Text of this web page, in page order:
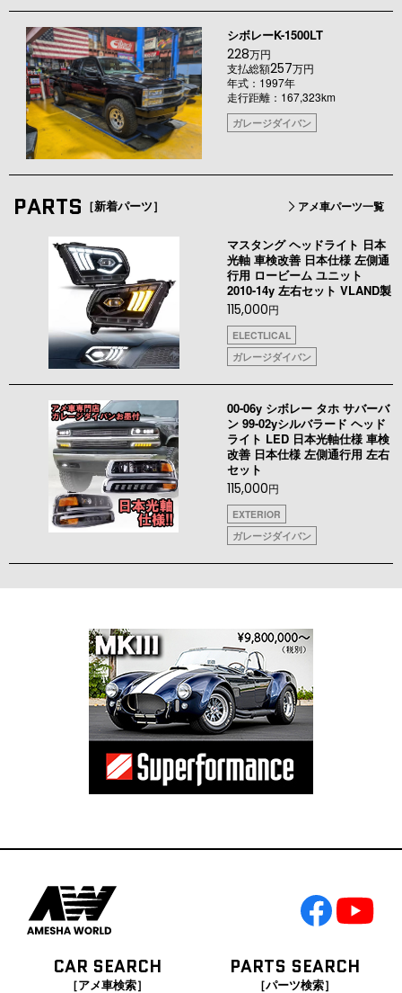
シボレーK-1500LT
228万円
支払総額257万円
年式：1997年
走行距離：167,323km
ガレージダイバン
PARTS ［新着パーツ］ アメ車パーツ一覧
マスタング ヘッドライト 日本
光軸 車検改善 日本仕様 左側通
行用 ロービーム ユニット
2010-14y 左右セット VLAND製
115,000円
ELECTLICAL
ガレージダイバン
00-06y シボレー タホ サバーバ
ン 99-02yシルバラード ヘッド
ライト LED 日本光軸仕様 車検
改善 日本仕様 左側通行用 左右
セット
115,000円
EXTERIOR
ガレージダイバン
CAR SEARCH
［アメ車検索］
PARTS SEARCH
［パーツ検索］